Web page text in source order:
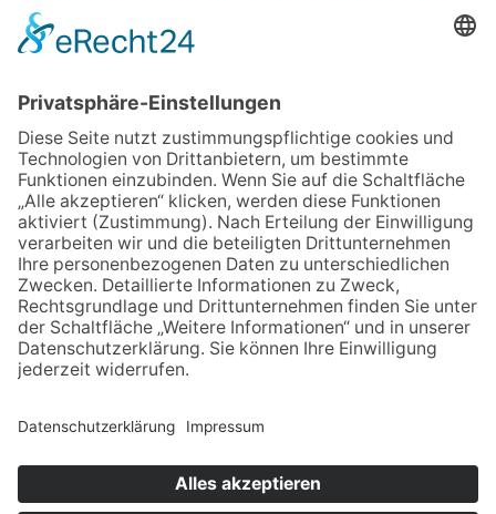
Helga Stockmann, Klaus-Werner Kahl
Platdüütske Döönkes, de dat Liäwen
schreew, 2018
X7-77
Ibbenbürener Vereinsdruckerei GmbH
978-3-941607-39-2
Wat sick de Lüde in
vetellt